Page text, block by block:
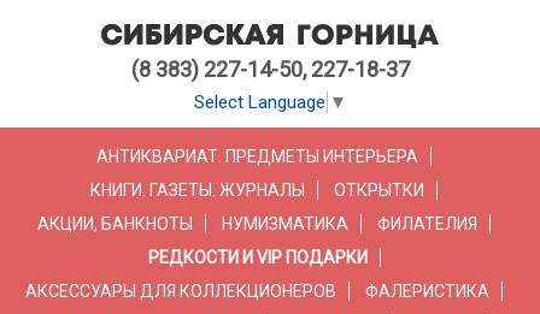
(8 383) 227-14-50, 227-18-37
Select Language ▼
АНТИКВАРИАТ. ПРЕДМЕТЫ ИНТЕРЬЕРА
КНИГИ. ГАЗЕТЫ. ЖУРНАЛЫ
ОТКРЫТКИ
АКЦИИ, БАНКНОТЫ
НУМИЗМАТИКА
ФИЛАТЕЛИЯ
РЕДКОСТИ И VIP ПОДАРКИ
АКСЕССУАРЫ ДЛЯ КОЛЛЕКЦИОНЕРОВ
ФАЛЕРИСТИКА